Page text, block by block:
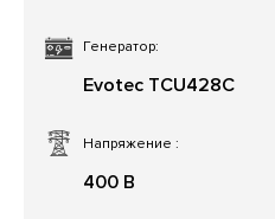
Напряжение :
400 В
Генератор:
Evotec TCU428C